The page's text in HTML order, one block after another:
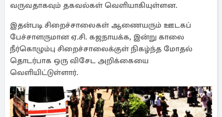
வருவதாகவும் தகவல்கள் வெளியாகியுள்ளன.
இதன்படி சிறைச்சாலைகள் ஆணையரும் ஊடகப்
பேச்சாளருமான ஏ.சி. கஜநாயக்க, இன்று காலை
நீர்கொழும்பு சிறைச்சாலைக்குள் நிகழ்ந்த மோதல்
தொடர்பாக ஒரு விசேட அறிக்கையை
வெளியிட்டுள்ளார்.